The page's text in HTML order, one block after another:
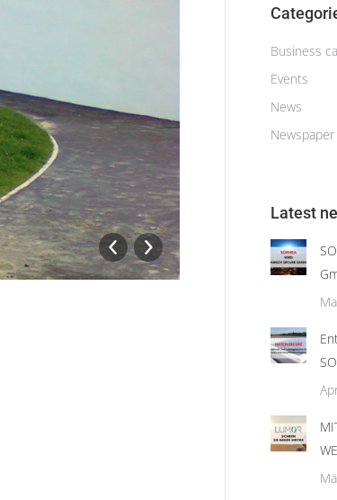
G-fence 3000
Business
Events
News
Newspaper
Latest